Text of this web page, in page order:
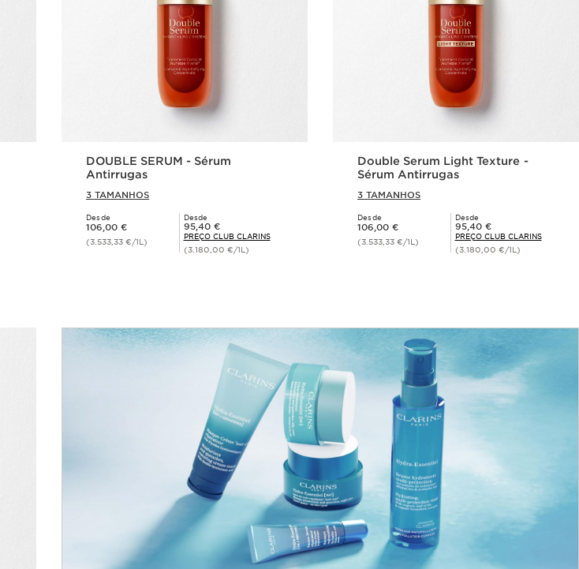
DOUBLE SERUM - Sérum
Antirrugas
3 TAMANHOS
Desde
Preço atual 106,00 €
106,00 €
(3.533,33 €/1L)
Desde
Preço Club Clarins 95,40 €
95,40 €
PREÇO CLUB CLARINS
(3.180,00 €/1L)
Double Serum Light Texture -
Sérum Antirrugas
3 TAMANHOS
Desde
Preço atual 106,00 €
106,00 €
(3.533,33 €/1L)
Desde
Preço Club Clarins 95,40 €
95,40 €
PREÇO CLUB CLARINS
(3.180,00 €/1L)